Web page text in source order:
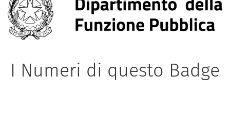
I Numeri di questo Badge